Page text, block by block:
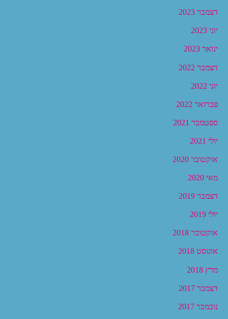
דצמבר 2023
יוני 2023
ינואר 2023
דצמבר 2022
יוני 2022
פברואר 2022
ספטמבר 2021
יולי 2021
אוקטובר 2020
מאי 2020
דצמבר 2019
יולי 2019
אוקטובר 2018
אוגוסט 2018
מרץ 2018
דצמבר 2017
נובמבר 2017